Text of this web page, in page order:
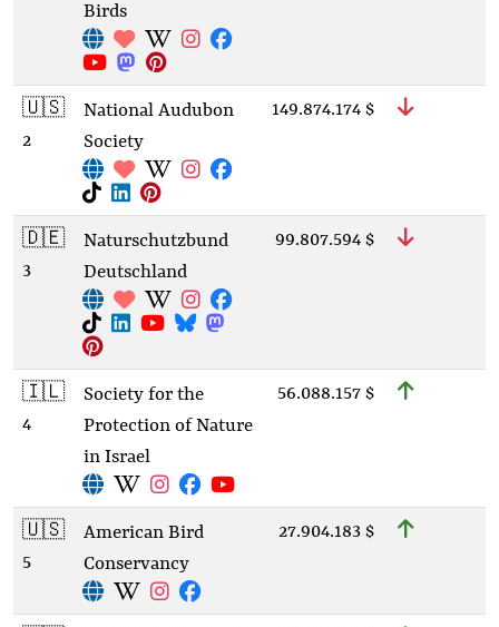
Birds
🇺🇸
2
National Audubon
Society
149.874.174 $
🇩🇪
3
Naturschutzbund
Deutschland
99.807.594 $
🇮🇱
4
Society for the
Protection of Nature
in Israel
56.088.157 $
🇺🇸
5
American Bird
Conservancy
27.904.183 $